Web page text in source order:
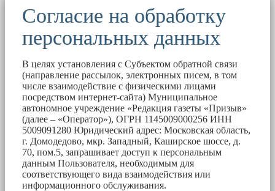
Согласие на обработку
персональных данных
В целях установления с Субъектом обратной связи
(направление рассылок, электронных писем, в том
числе взаимодействие с физическими лицами
посредством интернет-сайта) Муниципальное
автономное учреждение «Редакция газеты «Призыв»
(далее – «Оператор»), ОГРН 1145009000256 ИНН
5009091280 Юридический адрес: Московская область,
г. Домодедово, мкр. Западный, Каширское шоссе, д.
70, пом.5, запрашивает доступ к персональным
данным Пользователя, необходимым для
соответствующего вида взаимодействия или
информационного обслуживания.